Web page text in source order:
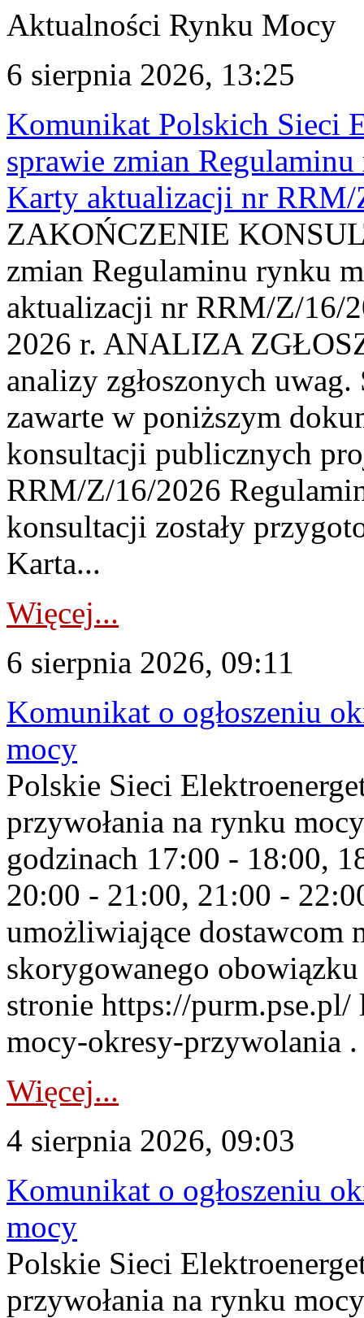
Aktualności Rynku Mocy
6 sierpnia 2026, 13:25
Komunikat Polskich Sieci
sprawie zmian
Karty aktualizacji nr
ZAKOŃCZENIE
zmian Regulaminu rynku
aktualizacji nr RRM/Z/16/
2026 r. ANALIZA
analizy zgłoszonych
zawarte w poniższym
konsultacji publicznych
RRM/Z/16/2026
konsultacji zostały
Karta...
Więcej...
6 sierpnia 2026, 09:11
Komunikat o ogłoszeniu
mocy
Polskie Sieci
przywołania na rynku
godzinach 17:00 - 18:00,
20:00 - 21:00, 21:00 -
umożliwiające dostawcom
skorygowanego
stronie https://
mocy-okresy-przywolania
Więcej...
4 sierpnia 2026, 09:03
Komunikat o ogłoszeniu
mocy
Polskie Sieci
przywołania na rynku